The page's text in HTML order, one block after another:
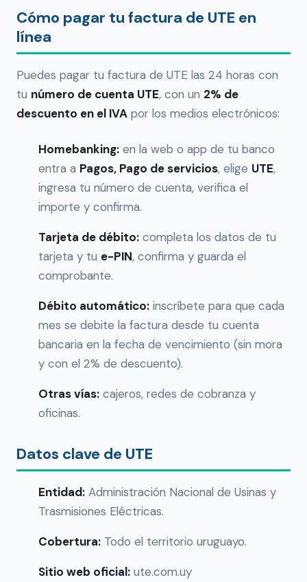
Cómo pagar tu factura de UTE en
línea
Puedes pagar tu factura de UTE las 24 horas con
tu número de cuenta UTE, con un 2% de
descuento en el IVA por los medios electrónicos:
Homebanking: en la web o app de tu banco
entra a Pagos, Pago de servicios, elige UTE,
ingresa tu número de cuenta, verifica el
importe y confirma.
Tarjeta de débito: completa los datos de tu
tarjeta y tu e-PIN, confirma y guarda el
comprobante.
Débito automático: inscríbete para que cada
mes se debite la factura desde tu cuenta
bancaria en la fecha de vencimiento (sin mora
y con el 2% de descuento).
Otras vías: cajeros, redes de cobranza y
oficinas.
Datos clave de UTE
Entidad: Administración Nacional de Usinas y
Trasmisiones Eléctricas.
Cobertura: Todo el territorio uruguayo.
Sitio web oficial: ute.com.uy